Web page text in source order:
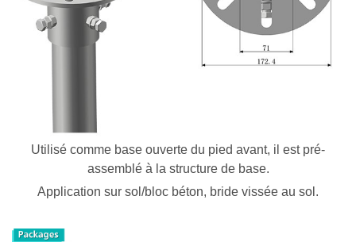
Utilisé comme base ouverte du pied avant, il est pré-
assemblé à la structure de base.
Application sur sol/bloc béton, bride vissée au sol.